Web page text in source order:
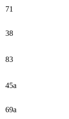
71
38
83
45a
69a